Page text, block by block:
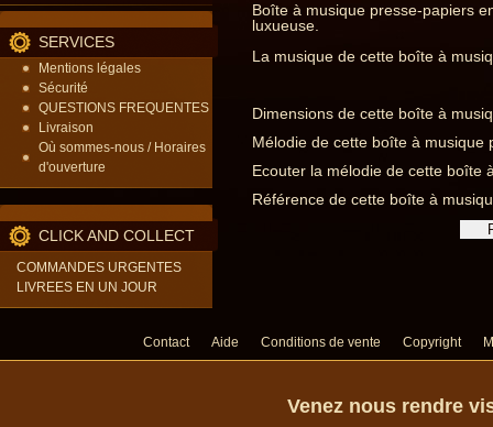
SERVICES
Mentions légales
Sécurité
QUESTIONS FREQUENTES
Livraison
Où sommes-nous / Horaires
d'ouverture
CLICK AND COLLECT
COMMANDES URGENTES
LIVREES EN UN JOUR
Boîte à musique presse-papiers
luxueuse.
La musique de cette boîte à
Dimensions de cette boîte à
Mélodie de cette boîte à musique
Ecouter la mélodie de cette
Référence de cette boîte à
Contact Aide Conditions de vente Copyright
Venez nous rendre